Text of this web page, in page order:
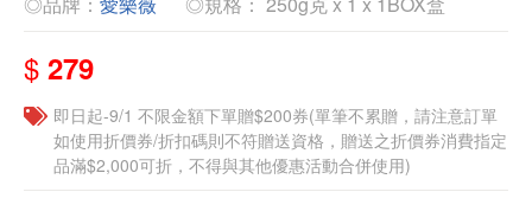
$ 279
即日起-9/1 不限金額下單贈$200券(單筆不累贈，請注意訂單
如使用折價券/折扣碼則不符贈送資格，贈送之折價券消費指定
品滿$2,000可折，不得與其他優惠活動合併使用)